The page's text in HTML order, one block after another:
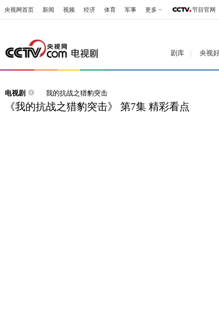
央视网首页 新闻 视频 经济 体育 军事 更多 节目官网
剧库 央视
电视剧 我的抗战之猎豹突击
《我的抗战之猎豹突击》 第7集 精彩看点